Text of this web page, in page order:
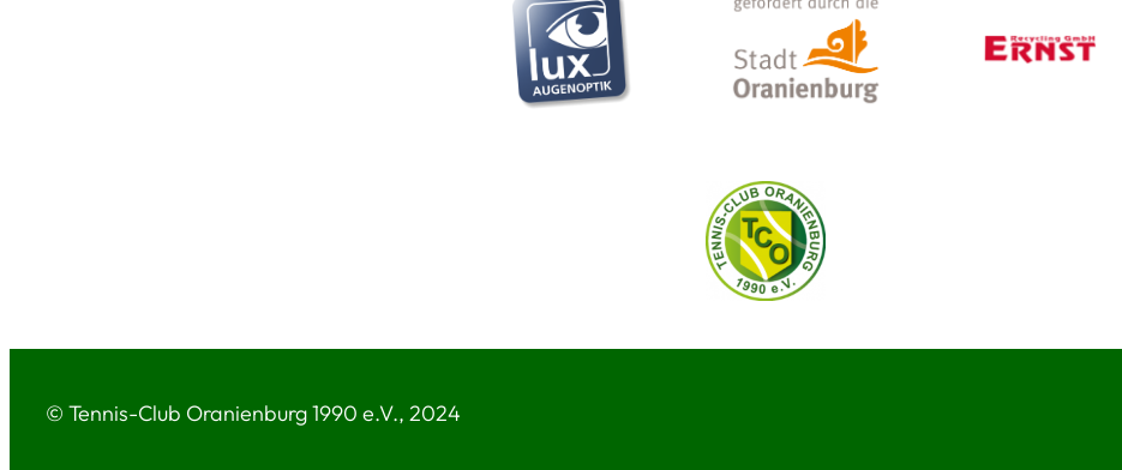
© Tennis-Club Oranienburg 1990 e.V., 2024